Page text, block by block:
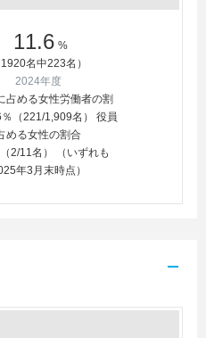
11.6 %
1920名中223名）
2024年度
占める女性労働者の割
（221/1,909名） 役員
める女性の割合
2/11名） （いずれも
年3月末時点）